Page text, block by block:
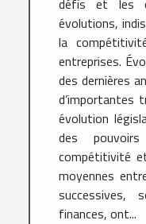
défis et les
évolutions,
la
entreprises.
des dernières
d’importantes
évolution
des
compétitivité
moyennes
finances, ont...